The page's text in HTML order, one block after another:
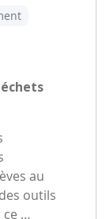
au
outils
ce …